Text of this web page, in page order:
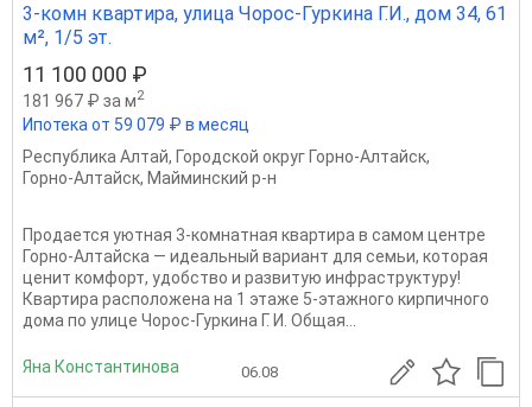
3-комн квартира, улица Чорос-Гуркина Г.И., дом 34, 61
м², 1/5 эт.
11 100 000 ₽
181 967 ₽ за м2
Ипотека от 59 079 ₽ в месяц
Республика Алтай, Городской округ Горно-Алтайск,
Горно-Алтайск, Майминский р-н
Продается уютная 3-комнатная квартира в самом центре
Горно-Алтайска — идеальный вариант для семьи, которая
ценит комфорт, удобство и развитую инфраструктуру!
Квартира расположена на 1 этаже 5-этажного кирпичного
дома по улице Чорос-Гуркина Г. И. Общая...
Яна Константинова 06.08